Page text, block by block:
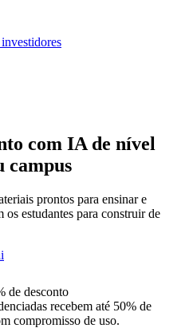
com IA de nível
campus
prontos para ensinar e
estudantes para construir de
de desconto
recebem até 50% de
compromisso de uso.